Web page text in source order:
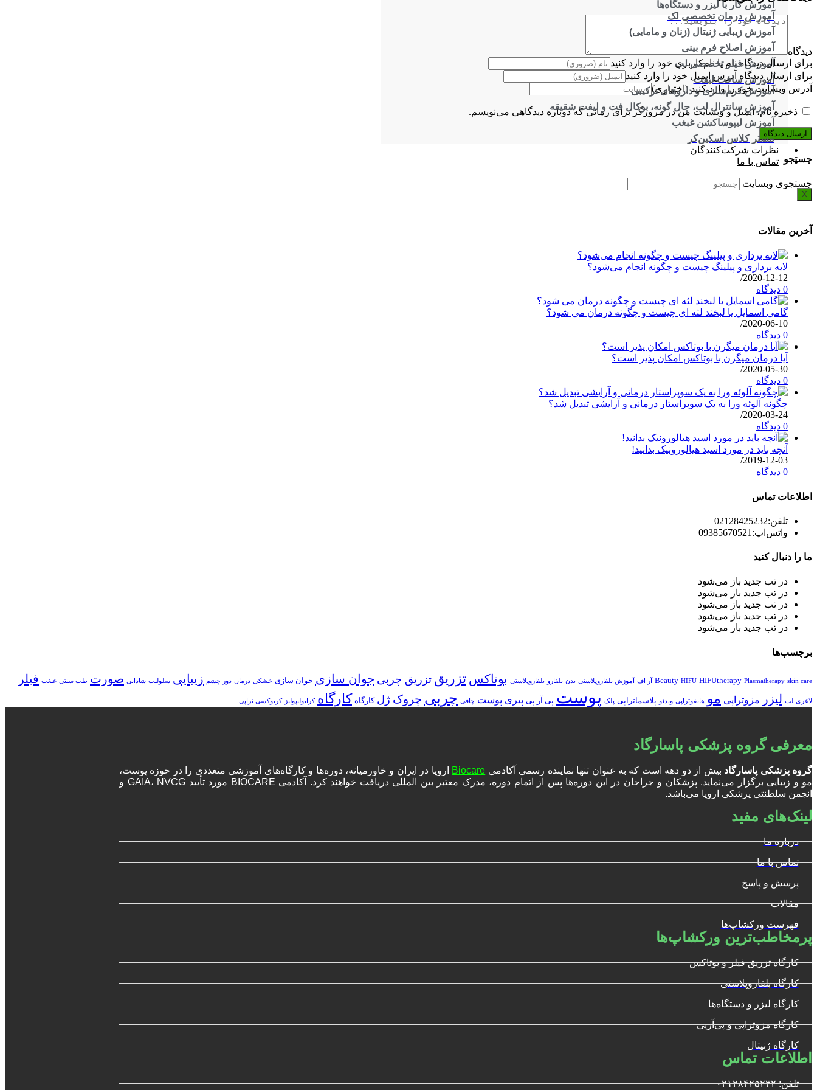
آموزش کار با لیزر و دستگاه‌ها
آموزش درمان تخصصی لک
آموزش زیبایی ژنیتال (زنان و مامایی)
آموزش اصلاح فرم بینی
آموزش فیلر تخصصی لب
آموزش سافت لیفت
آموزش کرم‌سازی و داروهای ترکیبی
آموزش سانترال لب، چال گونه، بوکال فت و لیفت شقیقه
آموزش لیپوساکشن غبغب
مستر کلاس اسکین‌کر
نظرات شرکت‌کنندگان
تماس با ما
X
دیدگاه
برای ارسال دیدگاه نام یا نام‌کاربری خود را وارد کنید
برای ارسال دیدگاه آدرس ایمیل خود را وارد کنید
آدرس وبسایت خود را وارد کنید (اختیاری)
ذخیره نام، ایمیل و وبسایت من در مرورگر برای زمانی که دوباره دیدگاهی می‌نویسم.
جستجو
جستجوی وبسایت
آخرین مقالات
لایه برداری و پیلینگ چیست و چگونه انجام می‌شود؟
2020-12-12
/
0 دیدگاه
گامی اسمایل یا لبخند لثه ای چیست و چگونه درمان می شود؟
2020-06-10
/
0 دیدگاه
آیا درمان میگرن با بوتاکس امکان پذیر است؟
2020-05-30
/
0 دیدگاه
چگونه آلوئه ورا به یک سوپراستار درمانی و آرایشی تبدیل شد؟
2020-03-24
/
0 دیدگاه
آنچه باید در مورد اسید هیالورونیک بدانید!
2019-12-03
/
0 دیدگاه
اطلاعات تماس
تلفن:02128425232
واتس‌اپ: 09385670521
ما را دنبال کنید
در تب جدید باز می‌شود
در تب جدید باز می‌شود
در تب جدید باز می‌شود
در تب جدید باز می‌شود
در تب جدید باز می‌شود
برچسب‌ها
Beauty HIFU HIFUtherapy Plasmatherapy skin care آر اف آموزش بلفاروپلاستی بدن بلفارو بلفاروپلاستی بوتاکس تزریق تزریق چربی جوان سازی جوان سازی خشکی درمان دور چشم زیبایی سلولیت شادابی صورت طب سنتی غبغب فیلر
لاغری لب لیزر مزوتراپی مو هایفوتراپی ویدئو پلاسماتراپی پلک پوست پی آر پی پیری پوست چاقی چربی چروک ژل کارگاه کارگاه کرایولیپولیز کربوکسی تراپی
معرفی گروه پزشکی پاسارگاد
گروه پزشکی پاسارگاد بیش از دو دهه است که به عنوان تنها نماینده رسمی آکادمی Biocare
اروپا در ایران و خاورمیانه، دوره‌ها و کارگاه‌های آموزشی متعددی را در حوزه پوست،
مو و زیبایی برگزار می‌نماید. پزشکان و جراحان در این دوره‌ها پس از اتمام دوره، مدرک معتبر بین المللی دریافت خواهند کرد. آکادمی BIOCARE مورد تأیید GAIA، NVCG و
انجمن سلطنتی پزشکی اروپا می‌باشد.
لینک‌های مفید
درباره ما
تماس با ما
پرسش و پاسخ
مقالات
فهرست ورکشاپ‌ها
پرمخاطب‌ترین ورکشاپ‌ها
کارگاه تزریق فیلر و بوتاکس
کارگاه بلفاروپلاستی
کارگاه لیزر و دستگاه‌ها
کارگاه مزوتراپی و پی‌آرپی
کارگاه ژنیتال
اطلاعات تماس
تلفن: ۰۲۱۲۸۴۲۵۲۳۲